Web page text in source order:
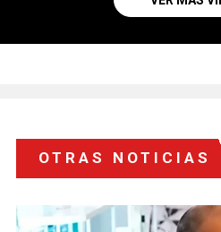
OTRAS NOTICIAS